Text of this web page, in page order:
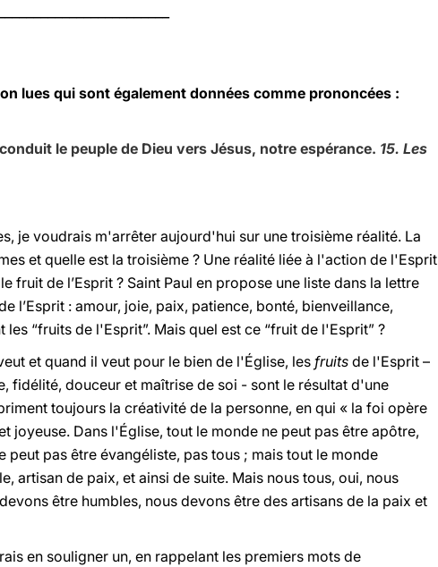
lues qui sont également données comme prononcées :
le peuple de Dieu vers Jésus, notre espérance. 15. Les
je voudrais m'arrêter aujourd'hui sur une troisième réalité. La
et quelle est la troisième ? Une réalité liée à l'action de l'Esprit
fruit de l’Esprit ? Saint Paul en propose une liste dans la lettre
l’Esprit : amour, joie, paix, patience, bonté, bienveillance,
“fruits de l'Esprit”. Mais quel est ce “fruit de l'Esprit” ?
et quand il veut pour le bien de l'Église, les fruits de l'Esprit –
fidélité, douceur et maîtrise de soi - sont le résultat d'une
toujours la créativité de la personne, en qui « la foi opère
joyeuse. Dans l'Église, tout le monde ne peut pas être apôtre,
pas être évangéliste, pas tous ; mais tout le monde
artisan de paix, et ainsi de suite. Mais nous tous, oui, nous
être humbles, nous devons être des artisans de la paix et
en souligner un, en rappelant les premiers mots de